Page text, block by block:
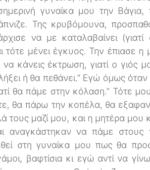
γυναίκα μου την
Της κρυβόμουνα,
να με καταλαβαίνει
τότε μένει έγκυος. Την έπιασε η
κάνεις έκτρωση, γιατί ο γιός
ή θα πεθάνει.” Εγώ όμως
θα πάμε στην κόλαση.” Τότε
θα πάρω την κοπέλα, θα
τους μαζί μου, και η μητέρα μου
να πάμε στους
στη γυναίκα μου πως θα
βαφτίσια κι εγώ αντί να